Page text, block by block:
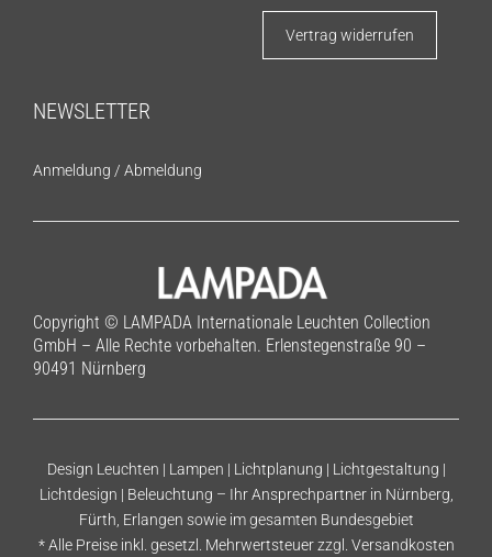
Vertrag widerrufen
NEWSLETTER
Anmeldung / Abmeldung
Copyright © LAMPADA Internationale Leuchten Collection
GmbH – Alle Rechte vorbehalten. Erlenstegenstraße 90 –
90491 Nürnberg
Design Leuchten | Lampen | Lichtplanung | Lichtgestaltung |
Lichtdesign | Beleuchtung – Ihr Ansprechpartner in Nürnberg,
Fürth, Erlangen sowie im gesamten Bundesgebiet
* Alle Preise inkl. gesetzl. Mehrwertsteuer zzgl. Versandkosten